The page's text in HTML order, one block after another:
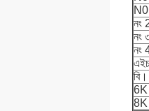
নং
নং
নং
6K
8K